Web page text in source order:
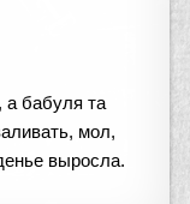
а бабуля та
мол,
выросла.